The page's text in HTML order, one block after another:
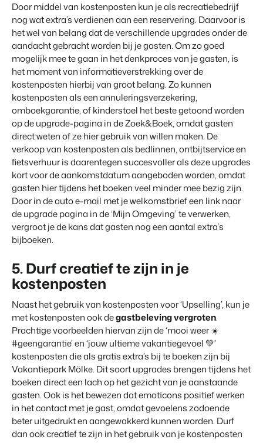
Door middel van kostenposten kun je als recreatiebedrijf
nog wat extra’s verdienen aan een reservering. Daarvoor is
het wel van belang dat de verschillende upgrades onder de
aandacht gebracht worden bij je gasten. Om zo goed
mogelijk mee te gaan in het denkproces van je gasten, is
het moment van informatieverstrekking over de
kostenposten hierbij van groot belang. Zo kunnen
kostenposten als een annuleringsverzekering,
omboekgarantie, of kinderstoel het beste getoond worden
op de upgrade-pagina in de Zoek&Boek, omdat gasten
direct weten of ze hier gebruik van willen maken. De
verkoop van kostenposten als bedlinnen, ontbijtservice en
fietsverhuur is daarentegen succesvoller als deze upgrades
kort voor de aankomstdatum aangeboden worden, omdat
gasten hier tijdens het boeken veel minder mee bezig zijn.
Door in de auto e-mail met je welkomstbrief een link naar
de upgrade pagina in de ‘Mijn Omgeving’ te verwerken,
vergroot je de kans dat gasten nog een aantal extra’s
bijboeken.
5. Durf creatief te zijn in je
kostenposten
Naast het gebruik van kostenposten voor ‘Upselling’, kun je
met kostenposten ook degastbeleving vergroten.
Prachtige voorbeelden hiervan zijn de ‘mooi weer ☀️
#geengarantie’ en ‘jouw ultieme vakantiegevoel 💚’
kostenposten die als gratis extra’s bij te boeken zijn bij
Vakantiepark Mölke. Dit soort upgrades brengen tijdens het
boeken direct een lach op het gezicht van je aanstaande
gasten. Ook is het bewezen dat emoticons positief werken
in het contact met je gast, omdat gevoelens zodoende
beter uitgedrukt en aangewakkerd kunnen worden. Durf
dan ook creatief te zijn in het gebruik van je kostenposten